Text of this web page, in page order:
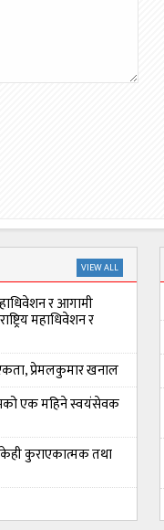
VIEW ALL
र आगामी
महाधिवेशन र
प्रेमलकुमार खनाल
एक महिने स्वयंसेवक
कुराएकात्मक तथा